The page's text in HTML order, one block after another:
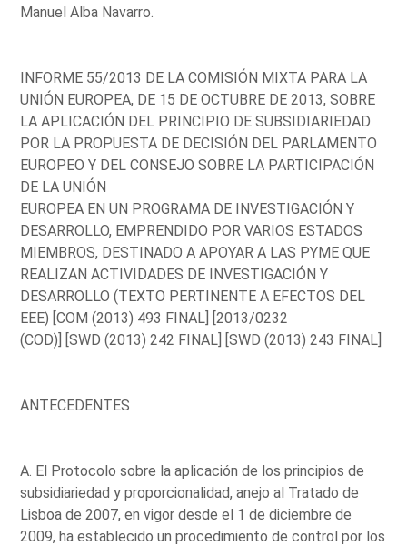
Manuel Alba Navarro.
INFORME 55/2013 DE LA COMISIÓN MIXTA PARA LA
UNIÓN EUROPEA, DE 15 DE OCTUBRE DE 2013, SOBRE
LA APLICACIÓN DEL PRINCIPIO DE SUBSIDIARIEDAD
POR LA PROPUESTA DE DECISIÓN DEL PARLAMENTO
EUROPEO Y DEL CONSEJO SOBRE LA PARTICIPACIÓN
DE LA UNIÓN
EUROPEA EN UN PROGRAMA DE INVESTIGACIÓN Y
DESARROLLO, EMPRENDIDO POR VARIOS ESTADOS
MIEMBROS, DESTINADO A APOYAR A LAS PYME QUE
REALIZAN ACTIVIDADES DE INVESTIGACIÓN Y
DESARROLLO (TEXTO PERTINENTE A EFECTOS DEL
EEE) [COM (2013) 493 FINAL] [2013/0232
(COD)] [SWD (2013) 242 FINAL] [SWD (2013) 243 FINAL]
ANTECEDENTES
A. El Protocolo sobre la aplicación de los principios de
subsidiariedad y proporcionalidad, anejo al Tratado de
Lisboa de 2007, en vigor desde el 1 de diciembre de
2009, ha establecido un procedimiento de control por los